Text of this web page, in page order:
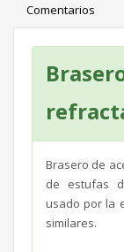
Comentarios
Brasero de
de estufas
usado por la
similares.